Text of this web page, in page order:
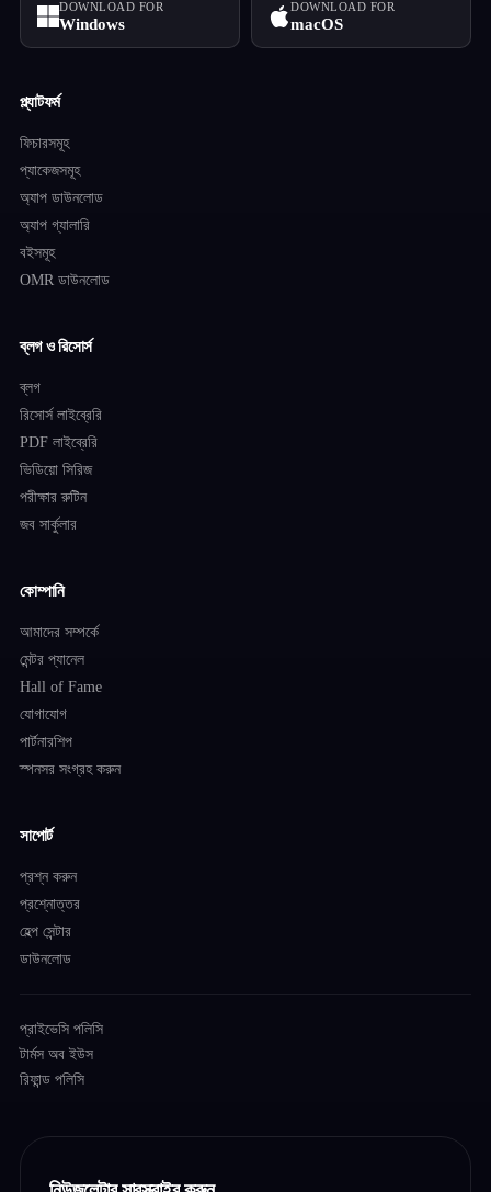
DOWNLOAD FOR
Windows
DOWNLOAD FOR
macOS
প্ল্যাটফর্ম
ফিচারসমূহ
প্যাকেজসমূহ
অ্যাপ ডাউনলোড
অ্যাপ গ্যালারি
বইসমূহ
OMR ডাউনলোড
ব্লগ ও রিসোর্স
ব্লগ
রিসোর্স লাইব্রেরি
PDF লাইব্রেরি
ভিডিয়ো সিরিজ
পরীক্ষার রুটিন
জব সার্কুলার
কোম্পানি
আমাদের সম্পর্কে
মেন্টর প্যানেল
Hall of Fame
যোগাযোগ
পার্টনারশিপ
স্পনসর সংগ্রহ করুন
সাপোর্ট
প্রশ্ন করুন
প্রশ্নোত্তর
হেল্প সেন্টার
ডাউনলোড
প্রাইভেসি পলিসি
টার্মস অব ইউস
রিফান্ড পলিসি